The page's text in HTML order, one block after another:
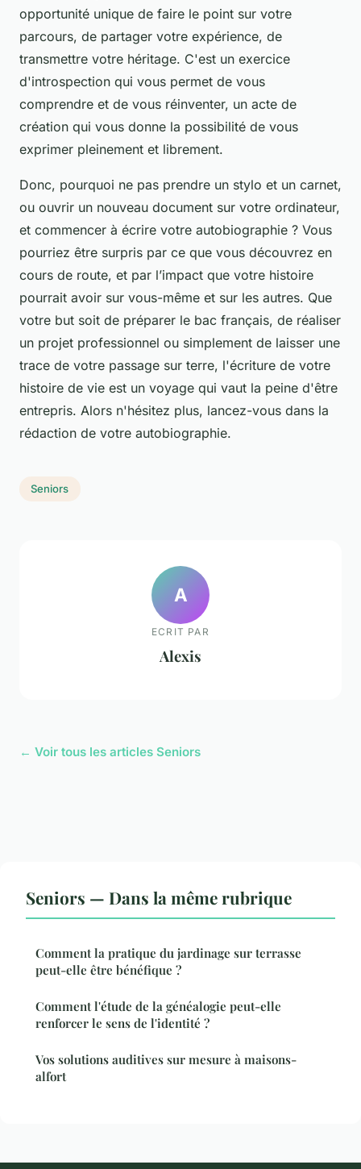
opportunité unique de faire le point sur votre
parcours, de partager votre expérience, de
transmettre votre héritage. C'est un exercice
d'introspection qui vous permet de vous
comprendre et de vous réinventer, un acte de
création qui vous donne la possibilité de vous
exprimer pleinement et librement.
Donc, pourquoi ne pas prendre un stylo et un carnet,
ou ouvrir un nouveau document sur votre ordinateur,
et commencer à écrire votre autobiographie ? Vous
pourriez être surpris par ce que vous découvrez en
cours de route, et par l’impact que votre histoire
pourrait avoir sur vous-même et sur les autres. Que
votre but soit de préparer le bac français, de réaliser
un projet professionnel ou simplement de laisser une
trace de votre passage sur terre, l'écriture de votre
histoire de vie est un voyage qui vaut la peine d'être
entrepris. Alors n'hésitez plus, lancez-vous dans la
rédaction de votre autobiographie.
Seniors
A
ECRIT PAR
Alexis
← Voir tous les articles Seniors
Seniors — Dans la même rubrique
Comment la pratique du jardinage sur terrasse
peut-elle être bénéfique ?
Comment l'étude de la généalogie peut-elle
renforcer le sens de l'identité ?
Vos solutions auditives sur mesure à maisons-
alfort